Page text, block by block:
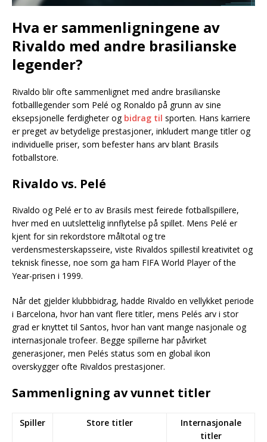
Hva er sammenligningene av
Rivaldo med andre brasilianske
legender?
Rivaldo blir ofte sammenlignet med andre brasilianske
fotballlegender som Pelé og Ronaldo på grunn av sine
eksepsjonelle ferdigheter og bidrag til sporten. Hans karriere
er preget av betydelige prestasjoner, inkludert mange titler og
individuelle priser, som befester hans arv blant Brasils
fotballstore.
Rivaldo vs. Pelé
Rivaldo og Pelé er to av Brasils mest feirede fotballspillere,
hver med en uutslettelig innflytelse på spillet. Mens Pelé er
kjent for sin rekordstore måltotal og tre
verdensmesterskapsseire, viste Rivaldos spillestil kreativitet og
teknisk finesse, noe som ga ham FIFA World Player of the
Year-prisen i 1999.
Når det gjelder klubbbidrag, hadde Rivaldo en vellykket periode
i Barcelona, hvor han vant flere titler, mens Pelés arv i stor
grad er knyttet til Santos, hvor han vant mange nasjonale og
internasjonale trofeer. Begge spillerne har påvirket
generasjoner, men Pelés status som en global ikon
overskygger ofte Rivaldos prestasjoner.
Sammenligning av vunnet titler
Spiller Store titler
Internasjonale
titler